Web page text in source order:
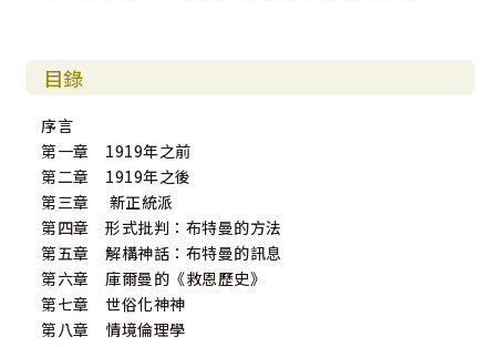
目錄
序言
第一章 1919年之前
第二章 1919年之後
第三章 新正統派
第四章 形式批判：布特曼的方法
第五章 解構神話：布特曼的訊息
第六章 庫爾曼的《救恩歷史》
第七章 世俗化神神
第八章 情境倫理學